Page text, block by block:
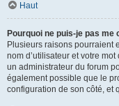
Haut
Pourquoi ne puis-je pas me
Plusieurs raisons pourraient
nom d’utilisateur et votre
un administrateur du forum
également possible que le
configuration de son côté, et